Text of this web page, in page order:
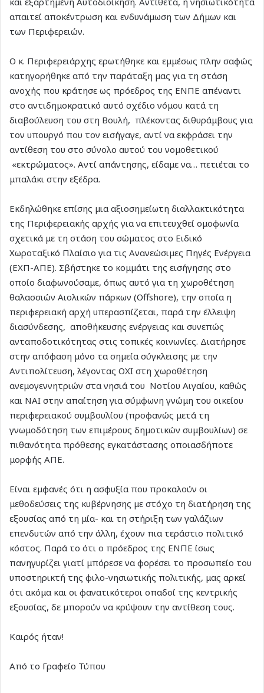
απαιτεί αποκέντρωση και ενδυνάμωση των Δήμων και
των Περιφερειών.
Ο κ. Περιφερειάρχης ερωτήθηκε και εμμέσως πλην σαφώς
κατηγορήθηκε από την παράταξη μας για τη στάση
ανοχής που κράτησε ως πρόεδρος της ΕΝΠΕ απέναντι
στο αντιδημοκρατικό αυτό σχέδιο νόμου κατά τη
διαβούλευση του στη Βουλή, πλέκοντας διθυράμβους για
τον υπουργό που τον εισήγαγε, αντί να εκφράσει την
αντίθεση του στο σύνολο αυτού του νομοθετικού
«εκτρώματος». Αντί απάντησης, είδαμε να… πετιέται το
μπαλάκι στην εξέδρα.
Εκδηλώθηκε επίσης μια αξιοσημείωτη διαλλακτικότητα
της Περιφερειακής αρχής για να επιτευχθεί ομοφωνία
σχετικά με τη στάση του σώματος στο Ειδικό
Χωροταξικό Πλαίσιο για τις Ανανεώσιμες Πηγές Ενέργεια
(ΕΧΠ-ΑΠΕ). Σβήστηκε το κομμάτι της εισήγησης στο
οποίο διαφωνούσαμε, όπως αυτό για τη χωροθέτηση
θαλασσιών Αιολικών πάρκων (Offshore), την οποία η
περιφερειακή αρχή υπερασπίζεται, παρά την έλλειψη
διασύνδεσης, αποθήκευσης ενέργειας και συνεπώς
ανταποδοτικότητας στις τοπικές κοινωνίες. Διατήρησε
στην απόφαση μόνο τα σημεία σύγκλεισης με την
Αντιπολίτευση, λέγοντας ΟΧΙ στη χωροθέτηση
ανεμογεννητριών στα νησιά του Νοτίου Αιγαίου, καθώς
και ΝΑΙ στην απαίτηση για σύμφωνη γνώμη του οικείου
περιφερειακού συμβουλίου (προφανώς μετά τη
γνωμοδότηση των επιμέρους δημοτικών συμβουλίων) σε
πιθανότητα πρόθεσης εγκατάστασης οποιασδήποτε
μορφής ΑΠΕ.
Είναι εμφανές ότι η ασφυξία που προκαλούν οι
μεθοδεύσεις της κυβέρνησης με στόχο τη διατήρηση της
εξουσίας από τη μία- και τη στήριξη των γαλάζιων
επενδυτών από την άλλη, έχουν πια τεράστιο πολιτικό
κόστος. Παρά το ότι ο πρόεδρος της ΕΝΠΕ ίσως
πανηγυρίζει γιατί μπόρεσε να φορέσει το προσωπείο του
υποστηρικτή της φιλο-νησιωτικής πολιτικής, μας αρκεί
ότι ακόμα και οι φανατικότεροι οπαδοί της κεντρικής
εξουσίας, δε μπορούν να κρύψουν την αντίθεση τους.
Καιρός ήταν!
Από το Γραφείο Τύπου